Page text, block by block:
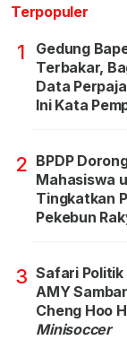
Terpopuler
1
Gedung
Terbakar,
Data
Ini Kata
2 BPDP
Mahasiswa
Tingkatkan
Pekebun
3 Safari Politik
AMY
Cheng Hoo
Minisoccer